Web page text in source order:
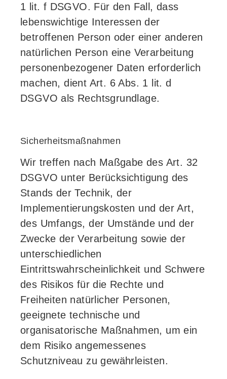
1 lit. f DSGVO. Für den Fall, dass
lebenswichtige Interessen der
betroffenen Person oder einer anderen
natürlichen Person eine Verarbeitung
personenbezogener Daten erforderlich
machen, dient Art. 6 Abs. 1 lit. d
DSGVO als Rechtsgrundlage.
Sicherheitsmaßnahmen
Wir treffen nach Maßgabe des Art. 32
DSGVO unter Berücksichtigung des
Stands der Technik, der
Implementierungskosten und der Art,
des Umfangs, der Umstände und der
Zwecke der Verarbeitung sowie der
unterschiedlichen
Eintrittswahrscheinlichkeit und Schwere
des Risikos für die Rechte und
Freiheiten natürlicher Personen,
geeignete technische und
organisatorische Maßnahmen, um ein
dem Risiko angemessenes
Schutzniveau zu gewährleisten.